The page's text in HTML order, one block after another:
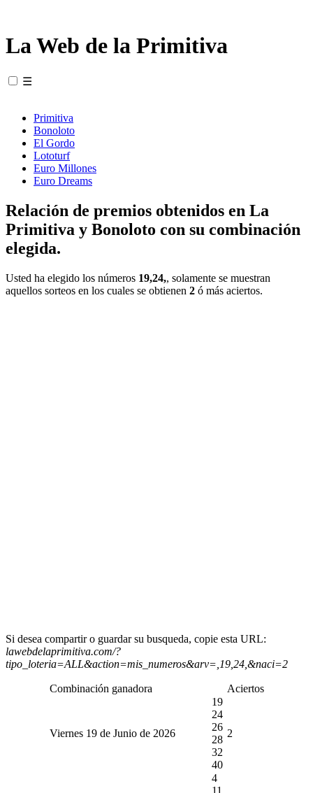
La Web de la Primitiva
☰
Primitiva
Bonoloto
El Gordo
Lototurf
Euro Millones
Euro Dreams
Relación de premios obtenidos en La
Primitiva y Bonoloto con su combinación
elegida.
Usted ha elegido los números 19,24,, solamente se muestran
aquellos sorteos en los cuales se obtienen 2 ó más aciertos.
Si desea compartir o guardar su busqueda, copie esta URL:
lawebdelaprimitiva.com/?
tipo_loteria=ALL&action=mis_numeros&arv=,19,24,&naci=2
Combinación ganadora Aciertos
Viernes 19 de Junio de 2026
19
24
26
28
32
40
2
4
11